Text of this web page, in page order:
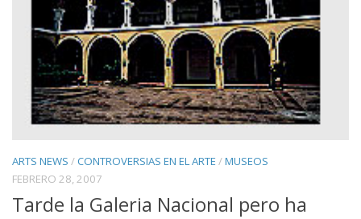
ARTS NEWS /CONTROVERSIAS EN EL ARTE /MUSEOS
FEBRERO 28, 2007
Tarde la Galeria Nacional pero ha